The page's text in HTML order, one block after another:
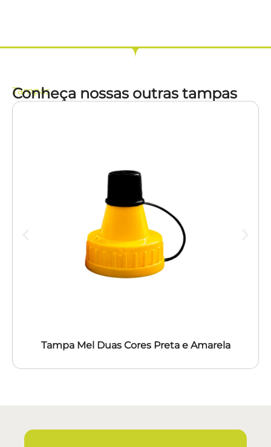
Tampas
Conheça nossas outras tampas
Tampa Mel Duas Cores Preta e Amarela